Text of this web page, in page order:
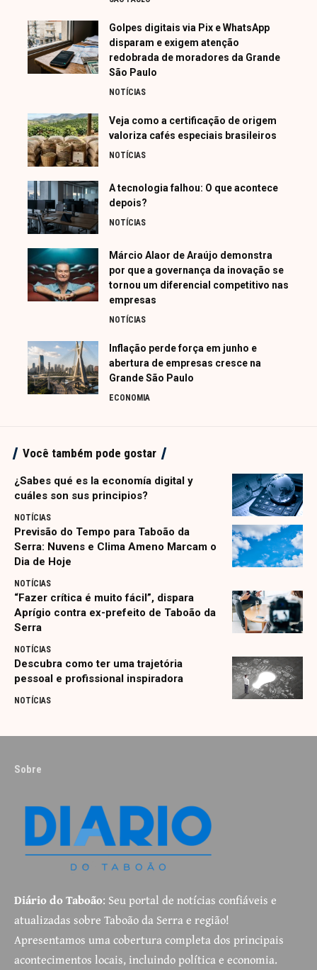
Golpes digitais via Pix e WhatsApp
disparam e exigem atenção
redobrada de moradores da Grande
São Paulo
NOTÍCIAS
Veja como a certificação de origem
valoriza cafés especiais brasileiros
NOTÍCIAS
A tecnologia falhou: O que acontece
depois?
NOTÍCIAS
Márcio Alaor de Araújo demonstra
por que a governança da inovação se
tornou um diferencial competitivo nas
empresas
NOTÍCIAS
Inflação perde força em junho e
abertura de empresas cresce na
Grande São Paulo
ECONOMIA
Você também pode gostar
¿Sabes qué es la economía digital y
cuáles son sus principios?
NOTÍCIAS
Previsão do Tempo para Taboão da
Serra: Nuvens e Clima Ameno Marcam o
Dia de Hoje
NOTÍCIAS
“Fazer crítica é muito fácil”, dispara
Aprígio contra ex-prefeito de Taboão da
Serra
NOTÍCIAS
Descubra como ter uma trajetória
pessoal e profissional inspiradora
NOTÍCIAS
Sobre
Diário do Taboão: Seu portal de notícias confiáveis e
atualizadas sobre Taboão da Serra e região!
Apresentamos uma cobertura completa dos principais
acontecimentos locais, incluindo política e economia.